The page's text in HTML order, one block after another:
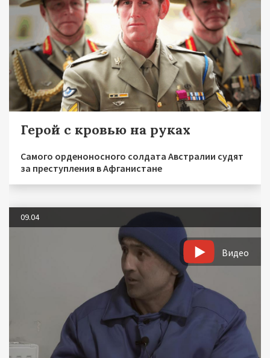
Герой с кровью на руках
Самого орденоносного солдата Австралии судят
за преступления в Афганистане
09.04
Видео